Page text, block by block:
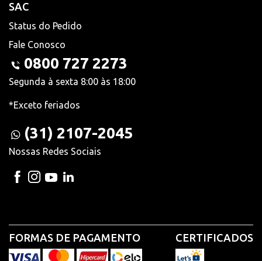
SAC
Status do Pedido
Fale Conosco
0800 727 2273
Segunda à sexta 8:00 às 18:00
*Exceto feriados
(31) 2107-2045
Nossas Redes Sociais
FORMAS DE PAGAMENTO CERTIFICADOS